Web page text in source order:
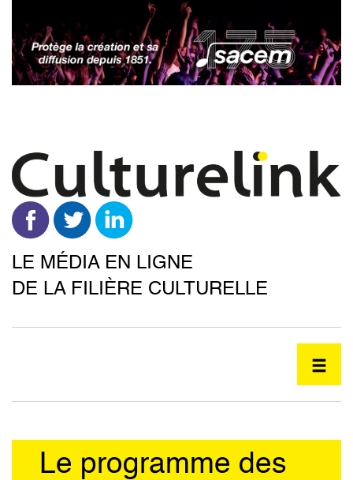
contenu
principal
LE MÉDIA EN LIGNE
DE LA FILIÈRE CULTURELLE
Le programme des